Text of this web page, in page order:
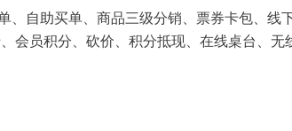
、自助买单、商品三级分销、票券卡包、线
会员积分、砍价、积分抵现、在线桌台、无